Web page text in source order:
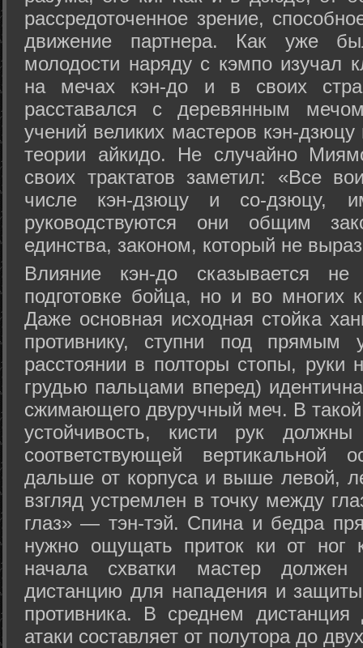
рассредоточенное зрение,
движение партнера. Как уже
молодости наряду с кэмпо изучал
на мечах кэн-до и в своих
расставался с деревянным
учений великих мастеров кэн-
теории айкидо. Не случайно
своих трактатов заметил: «Все
числе кэн-дзюцу и со-дзюцу,
руководствуются они общим
единства, законом, который не
Влияние кэн-до сказывается не
подготовке бойца, но и во многих
Даже основная исходная стойка
противнику, ступни под прямым
расстоянии в полторы стопы, руки
грудью пальцами вперед)
сжимающего двуручный меч. В
устойчивость, кисти рук
соответствующей
дальше от корпуса и выше левой,
взгляд устремлен в точку между
глаз» — тэн-тэй. Спина и бедра
нужно ощущать приток ки от
начала схватки мастер должен
дистанцию для нападения и
противника. В среднем
атаки составляет от полутора до